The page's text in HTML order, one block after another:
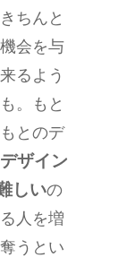
ちんと
会を与
るよう
。もと
とのデ
デザイン
しいの
人を増
うとい